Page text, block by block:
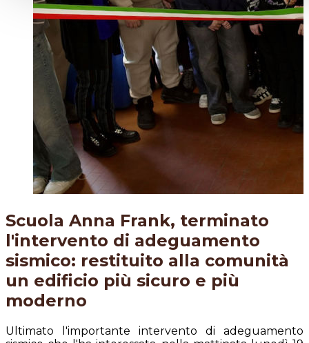
Scuola Anna Frank, terminato
l'intervento di adeguamento
sismico: restituito alla comunità
un edificio più sicuro e più
moderno
Ultimato l'importante intervento di adeguamento